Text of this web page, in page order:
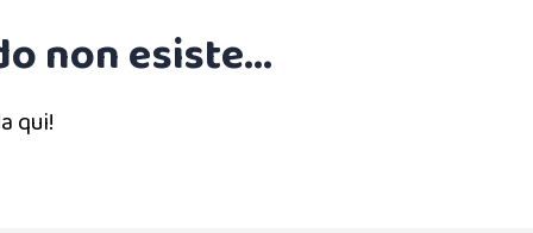
non esiste...
qui!